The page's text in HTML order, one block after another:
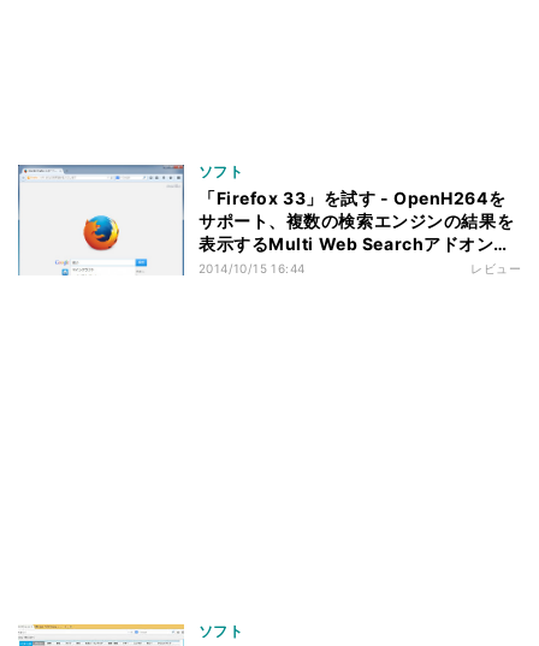
ソフト
「Firefox 33」を試す - OpenH264を
サポート、複数の検索エンジンの結果を
表示するMulti Web Searchアドオンも
紹介
2014/10/15 16:44 レビュー
ソフト